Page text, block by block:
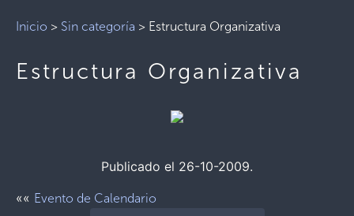
Inicio > Sin categoría > Estructura Organizativa
Estructura Organizativa
Publicado el 26-10-2009.
«« Evento de Calendario